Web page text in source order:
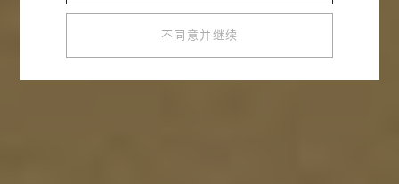
不同意并继续